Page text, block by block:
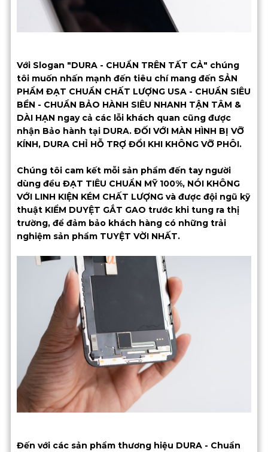
Với Slogan "DURA - CHUẨN TRÊN TẤT CẢ" chúng
tôi muốn nhấn mạnh đến tiêu chí mang đến SẢN
PHẨM ĐẠT CHUẨN CHẤT LƯỢNG USA - CHUẨN SIÊU
BỀN - CHUẨN BẢO HÀNH SIÊU NHANH TẬN TÂM &
DÀI HẠN ngay cả các lỗi khách quan cũng được
nhận Bảo hành tại DURA. ĐỐI VỚI MÀN HÌNH BỊ VỠ
KÍNH, DURA CHỈ HỖ TRỢ ĐỔI KHI KHÔNG VỠ PHÔI.
Chúng tôi cam kết mỗi sản phẩm đến tay người
dùng đều ĐẠT TIÊU CHUẨN MỸ 100%, NÓI KHÔNG
VỚI LINH KIỆN KÉM CHẤT LƯỢNG và được đội ngũ kỹ
thuật KIỂM DUYỆT GẮT GAO trước khi tung ra thị
trường, để đảm bảo khách hàng có những trải
nghiệm sản phẩm TUYỆT VỜI NHẤT.
Đến với các sản phẩm thương hiệu DURA - Chuẩn